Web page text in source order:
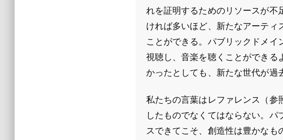
れを証明するためのリソースが不
ければ多いほど、新たなアーテ
ことができる。パブリックドメ
視聴し、音楽を聴くことができる
かったとしても、新たな世代が過
私たちの言葉はレファレンス（参
したものでなくてはならない。
スできてこそ、創造性は豊かな